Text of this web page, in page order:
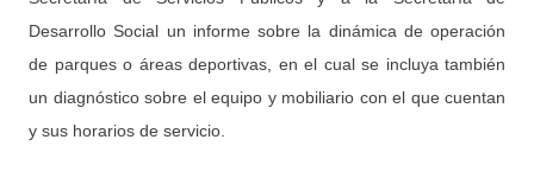
Desarrollo Social un informe sobre la dinámica de operación
de parques o áreas deportivas, en el cual se incluya también
un diagnóstico sobre el equipo y mobiliario con el que cuentan
y sus horarios de servicio.